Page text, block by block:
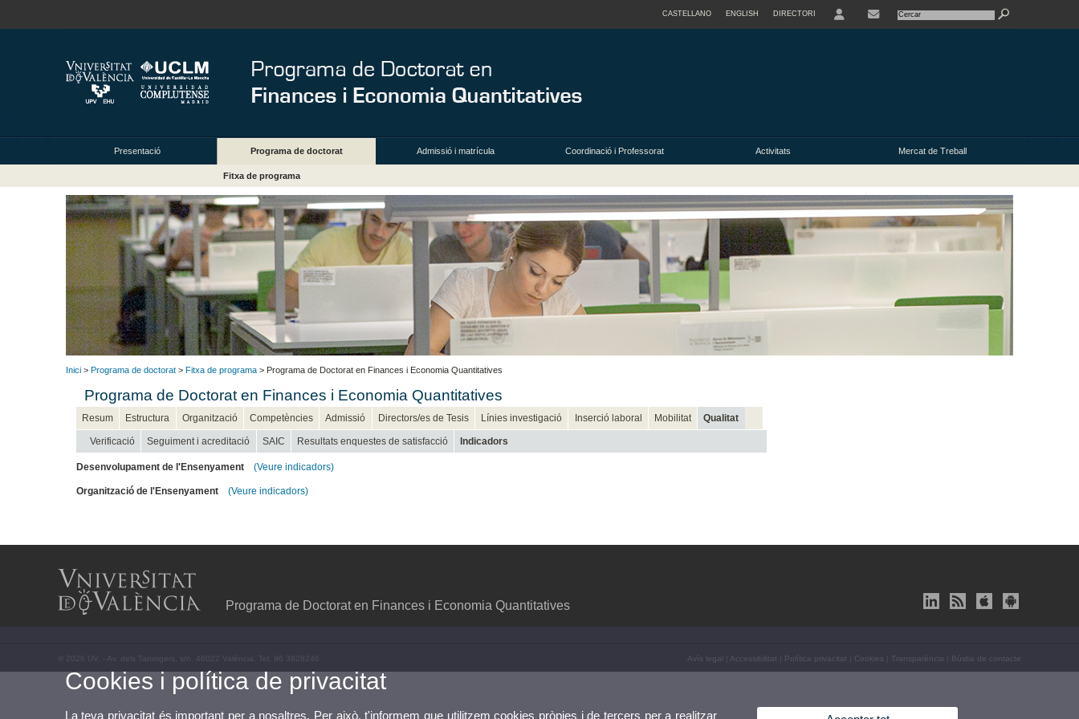
CASTELLANO ENGLISH DIRECTORI
Presentació Programa de doctorat Admissió i matrícula Coordinació i Professorat Activitats Mercat de Treball
Fitxa de programa
Inici > Programa de doctorat > Fitxa de programa > Programa de Doctorat en Finances i Economia Quantitatives
Programa de Doctorat en Finances i Economia Quantitatives
Resum Estructura Organització Competències Admissió Directors/es de Tesis Línies investigació Inserció laboral Mobilitat Qualitat
Verificació Seguiment i acreditació SAIC Resultats enquestes de satisfacció Indicadors
Desenvolupament de l'Ensenyament (Veure indicadors)
Organització de l'Ensenyament (Veure indicadors)
Programa de Doctorat en Finances i Economia Quantitatives
© 2026 UV. - Av. dels Tarongers, s/n. 46022 València. Tel. 96 3828246 Avís legal Accessibilitat Política privacitat Cookies Transparència Bústia de contacte
Cookies i política de privacitat
La teva privacitat és important per a nosaltres. Per això, t'informem que utilitzem cookies pròpies i de tercers per a realitzar